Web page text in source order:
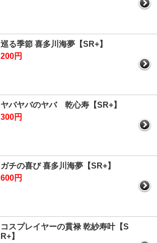
巡る季節 喜多川海夢【SR+】
200円
ヤバヤバのヤバ 乾心寿【SR+】
300円
ガチの喜び 喜多川海夢【SR+】
600円
コスプレイヤーの貫禄 乾紗寿叶【S
R+】